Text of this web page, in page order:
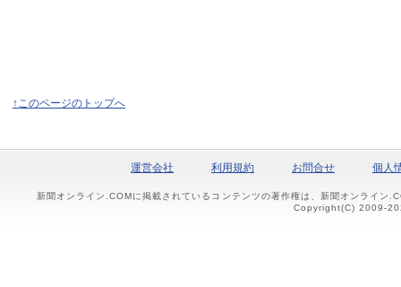
↑このページのトップへ
運営会社 利用規約 お問合せ 個人
新聞オンライン.COMに掲載されているコンテンツの著作権は、新聞オンライン
Copyright(C) 2009-